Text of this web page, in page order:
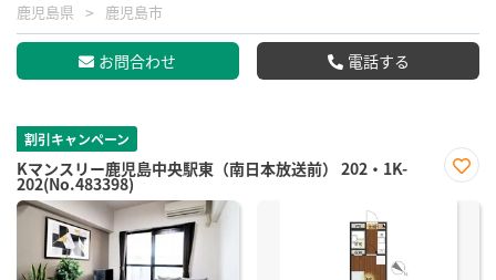
鹿児島県 鹿児島市
お問合わせ 電話する
割引キャンペーン
Kマンスリー鹿児島中央駅東（南日本放送前） 202・1K-
202(No.483398)
に入